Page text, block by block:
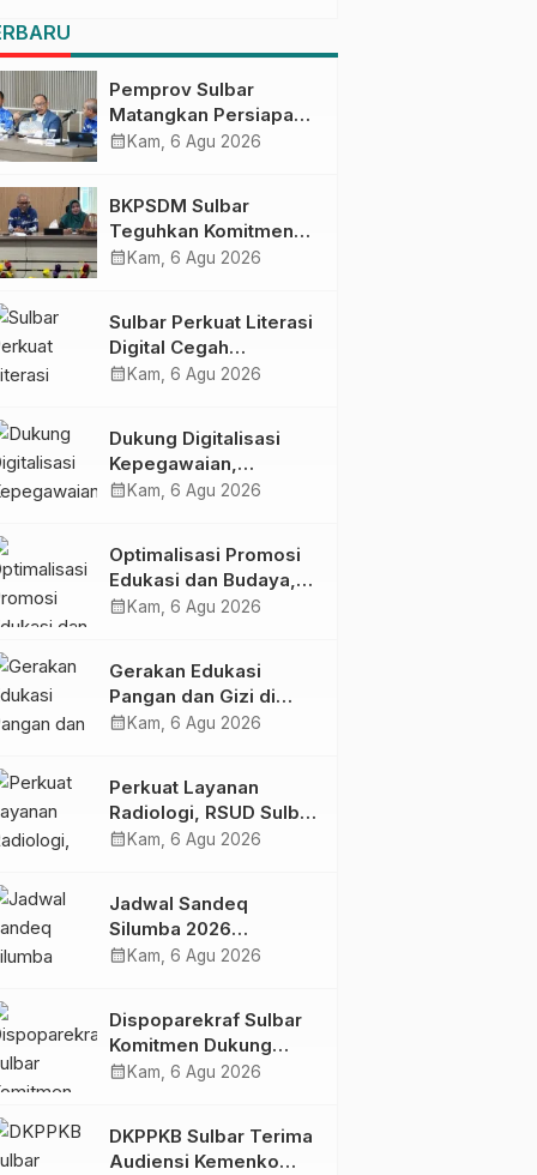
Pemprov Sulbar
Matangkan Persiapan
HUT Ke-81 RI, Puncak
calendar_month Kam, 6 Agu 2026
BKPSDM Sulbar
Teguhkan Komitmen
Pengembangan
Penandatanganan
Perjanjian Tugas
Belajar 2026
calendar_month Kam, 6 Agu 2026
Sulbar Perkuat Literasi
Digital Cegah
Kejahatan Love
calendar_month Kam, 6 Agu 2026
Dukung Digitalisasi
Kepegawaian,
DPMPTSP Sulbar Siap
calendar_month Kam, 6 Agu 2026
Optimalisasi Promosi
Edukasi dan Budaya,
Anjungan Provinsi
Bersama Sky World
TMII
calendar_month Kam, 6 Agu 2026
Gerakan Edukasi
Pangan dan Gizi di
Mamasa: Tingkatkan
dalam Pemenuhan Gizi
calendar_month Kam, 6 Agu 2026
Perkuat Layanan
Radiologi, RSUD Sulbar
Sambut Kembali dr. Iis
calendar_month Kam, 6 Agu 2026
Jadwal Sandeq
Silumba 2026
Disesuaikan,
Tetap Dimatangkan
calendar_month Kam, 6 Agu 2026
Dispoparekraf Sulbar
Komitmen Dukung
Penyusunan RAD
calendar_month Kam, 6 Agu 2026
DKPPKB Sulbar Terima
Audiensi Kemenko